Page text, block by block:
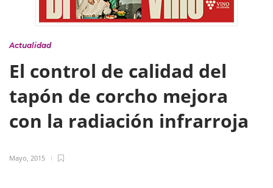
Actualidad
El control de calidad del
tapón de corcho mejora
con la radiación infrarroja
Mayo, 2015